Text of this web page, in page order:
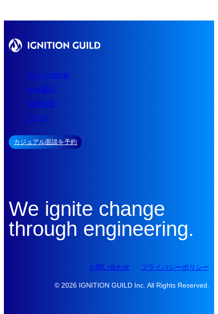
私たちの約束
会社案内
採用情報
ブログ
カジュアル面談を予約
We ignite change
through engineering.
お問い合わせ プライバシーポリシー
© 2026 IGNITION GUILD Inc. All Rights Reserved.